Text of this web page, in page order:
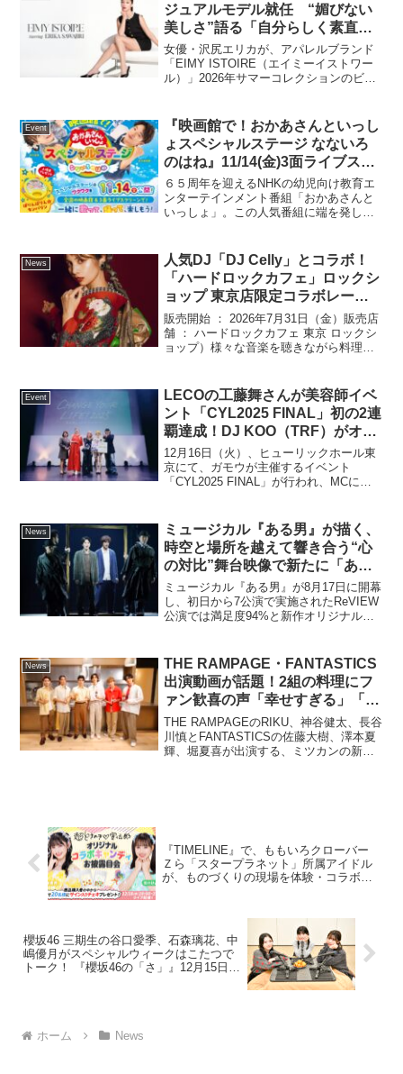
ジュアルモデル就任 “媚びない
美しさ”語る「自分らしく素直に
自然体でいること」
女優・沢尻エリカが、アパレルブランド
「EIMY ISTOIRE（エイミーイストワー
ル）」2026年サマーコレクションのビジ
り、自分らしくどう魅せるか。」という
価値観...
Event
『映画館で！おかあさんといっし
ょスペシャルステージ なないろ
のはね』11/14(金)3面ライブスク
リーン＆全国の映画館で上映、特
報映像も解禁！
６５周年を迎えるNHKの幼児向け教育エ
ンターテインメント番組「おかあさんと
いっしょ」。この人気番組に端を発し、
しょスペシャルステージ」が今年も開催
される運びとなりました...
News
人気DJ「DJ Celly」とコラボ！
「ハードロックカフェ」ロックシ
ョップ 東京店限定コラボレーシ
ョングッズ販売
販売開始 ： 2026年7月31日（金）販売店
舗 ： ハードロックカフェ 東京 ロックシ
ョップ）様々な音楽を聴きながら料理が
プの東京店では、盆踊りとDJを融合させ
た企画...
Event
LECOの工藤舞さんが美容師イベ
ント「CYL2025 FINAL」初の2連
覇達成！DJ KOO（TRF）がオー
プニングアクトとしてサプライズ
出演！DJ KOO「僕のヘアメイク
さんもめちゃめちゃ気合い入れて
12月16日（火）、ヒューリックホール東
京にて、ガモウが主催するイベント
「CYL2025 FINAL」が行われ、MCには
し、パフォーマンスで会場を盛り上げ
た。本イ...
News
ミュージカル『ある男』が描く、
時空と場所を越えて響き合う“心
の対比”舞台映像で新たに「あな
たが見えない」楽曲フル公開！東
京公演は8月17日まで、全国へ広
がる必見の新作ミュージカル
ミュージカル『ある男』が8月17日に開幕
し、初日から7公演で実施されたReVIEW
公演では満足度94%と新作オリジナルミ
を公開。新たに公開するのは、谷口里枝
（ソニン...
News
THE RAMPAGE・FANTASTICS
出演動画が話題！2組の料理にフ
ァン歓喜の声「幸せすぎる」「め
ちゃくちゃ面白かった」
『KANTANSU』がSNS総再生回
数100万回を突破！
THE RAMPAGEのRIKU、神谷健太、長谷
川慎とFANTASTICSの佐藤大樹、澤本夏
輝、堀夏喜が出演する、ミツカンの新
『TIMELINE』で、ももいろクローバー
Ｚら「スタープラネット」所属アイドル
が、ものづくりの現場を体験・コラボ商
櫻坂46 三期生の谷口愛季、石森璃花、中
嶋優月がスペシャルウィークはこたつで
トーク！ 『櫻坂46の「さ」』12月15日
ホーム News